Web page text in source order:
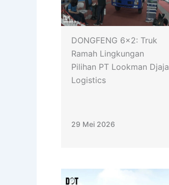
DONGFENG 6×2: Truk
Ramah Lingkungan
Pilihan PT Lookman Djaja
Logistics
29 Mei 2026